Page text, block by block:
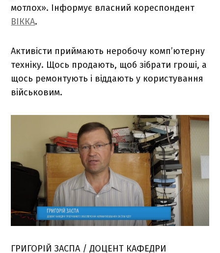
мотлох». Інформує власний кореспондент
ВІККА.
Активісти приймають неробочу комп’ютерну
техніку. Щось продають, щоб зібрати гроші, а
щось ремонтують і віддають у користування
військовим.
ГРИГОРІЙ ЗАСПА / ДОЦЕНТ КАФЕДРИ